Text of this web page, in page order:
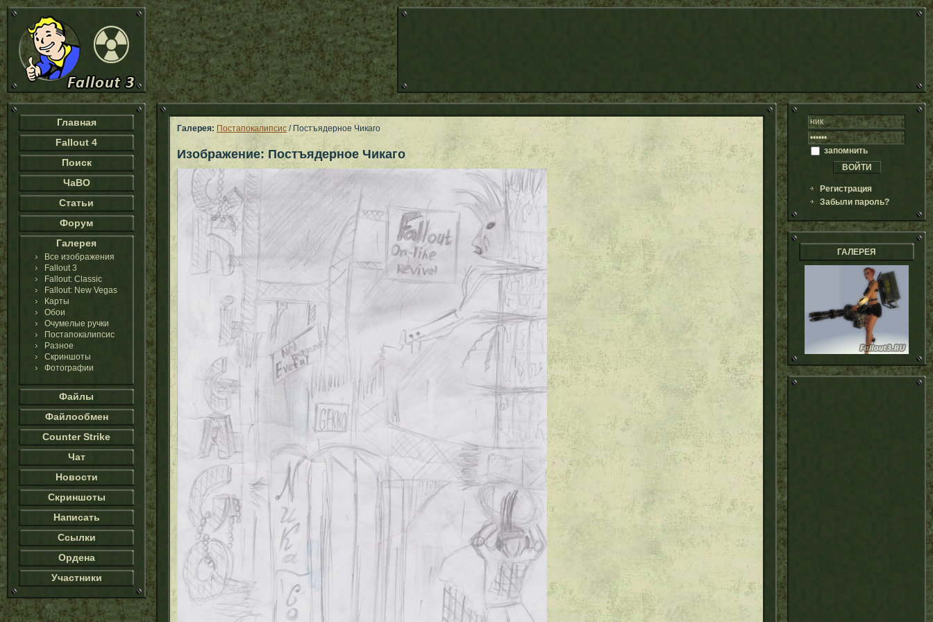
Главная
Fallout 4
Поиск
ЧаВО
Статьи
Форум
Галерея
Все изображения
Fallout 3
Fallout: Classic
Fallout: New Vegas
Карты
Обои
Очумелые ручки
Постапокалипсис
Разное
Скриншоты
Фотографии
Файлы
Файлообмен
Counter Strike
Чат
Новости
Скриншоты
Написать
Ссылки
Ордена
Участники
Галерея: Постапокалипсис / Постъядерное Чикаго
Изображение: Постъядерное Чикаго запомнить
Регистрация
Забыли пароль?
ГАЛЕРЕЯ